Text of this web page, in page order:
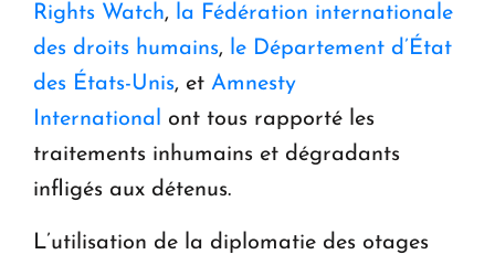
Rights Watch, la Fédération internationale
des droits humains, le Département d’État
des États-Unis, et Amnesty
International
ont tous rapporté les
traitements inhumains et dégradants
infligés aux détenus.
L’utilisation de la diplomatie des otages